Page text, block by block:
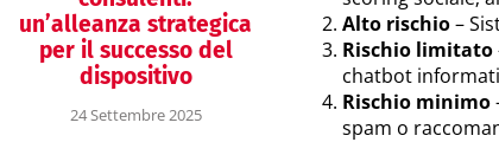
un’alleanza strategica
per il successo del
dispositivo
24 Settembre 2025
Alto rischio–
Rischio limitato
chatbot
Rischio minimo
spam o